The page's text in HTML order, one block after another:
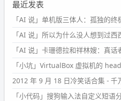
最近发表
「AI 说」单机版三体人：孤独的终
「AI 说」所以为什么没人想到过西
「AI 说」卡珊德拉和祥林嫂：真话
「小坑」VirtualBox 虚拟机的
2012 年 9 月 18 日冷笑话合集 - 千
「小代码」搜狗输入法自定义短语